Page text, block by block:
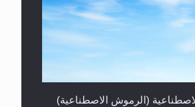
(الرموش الاصطناعية)